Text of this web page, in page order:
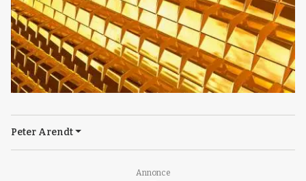
Annonce
Peter Arendt